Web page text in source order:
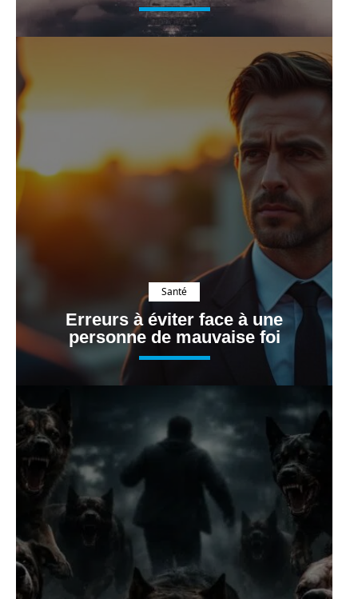
Santé
Erreurs à éviter face à une
personne de mauvaise foi